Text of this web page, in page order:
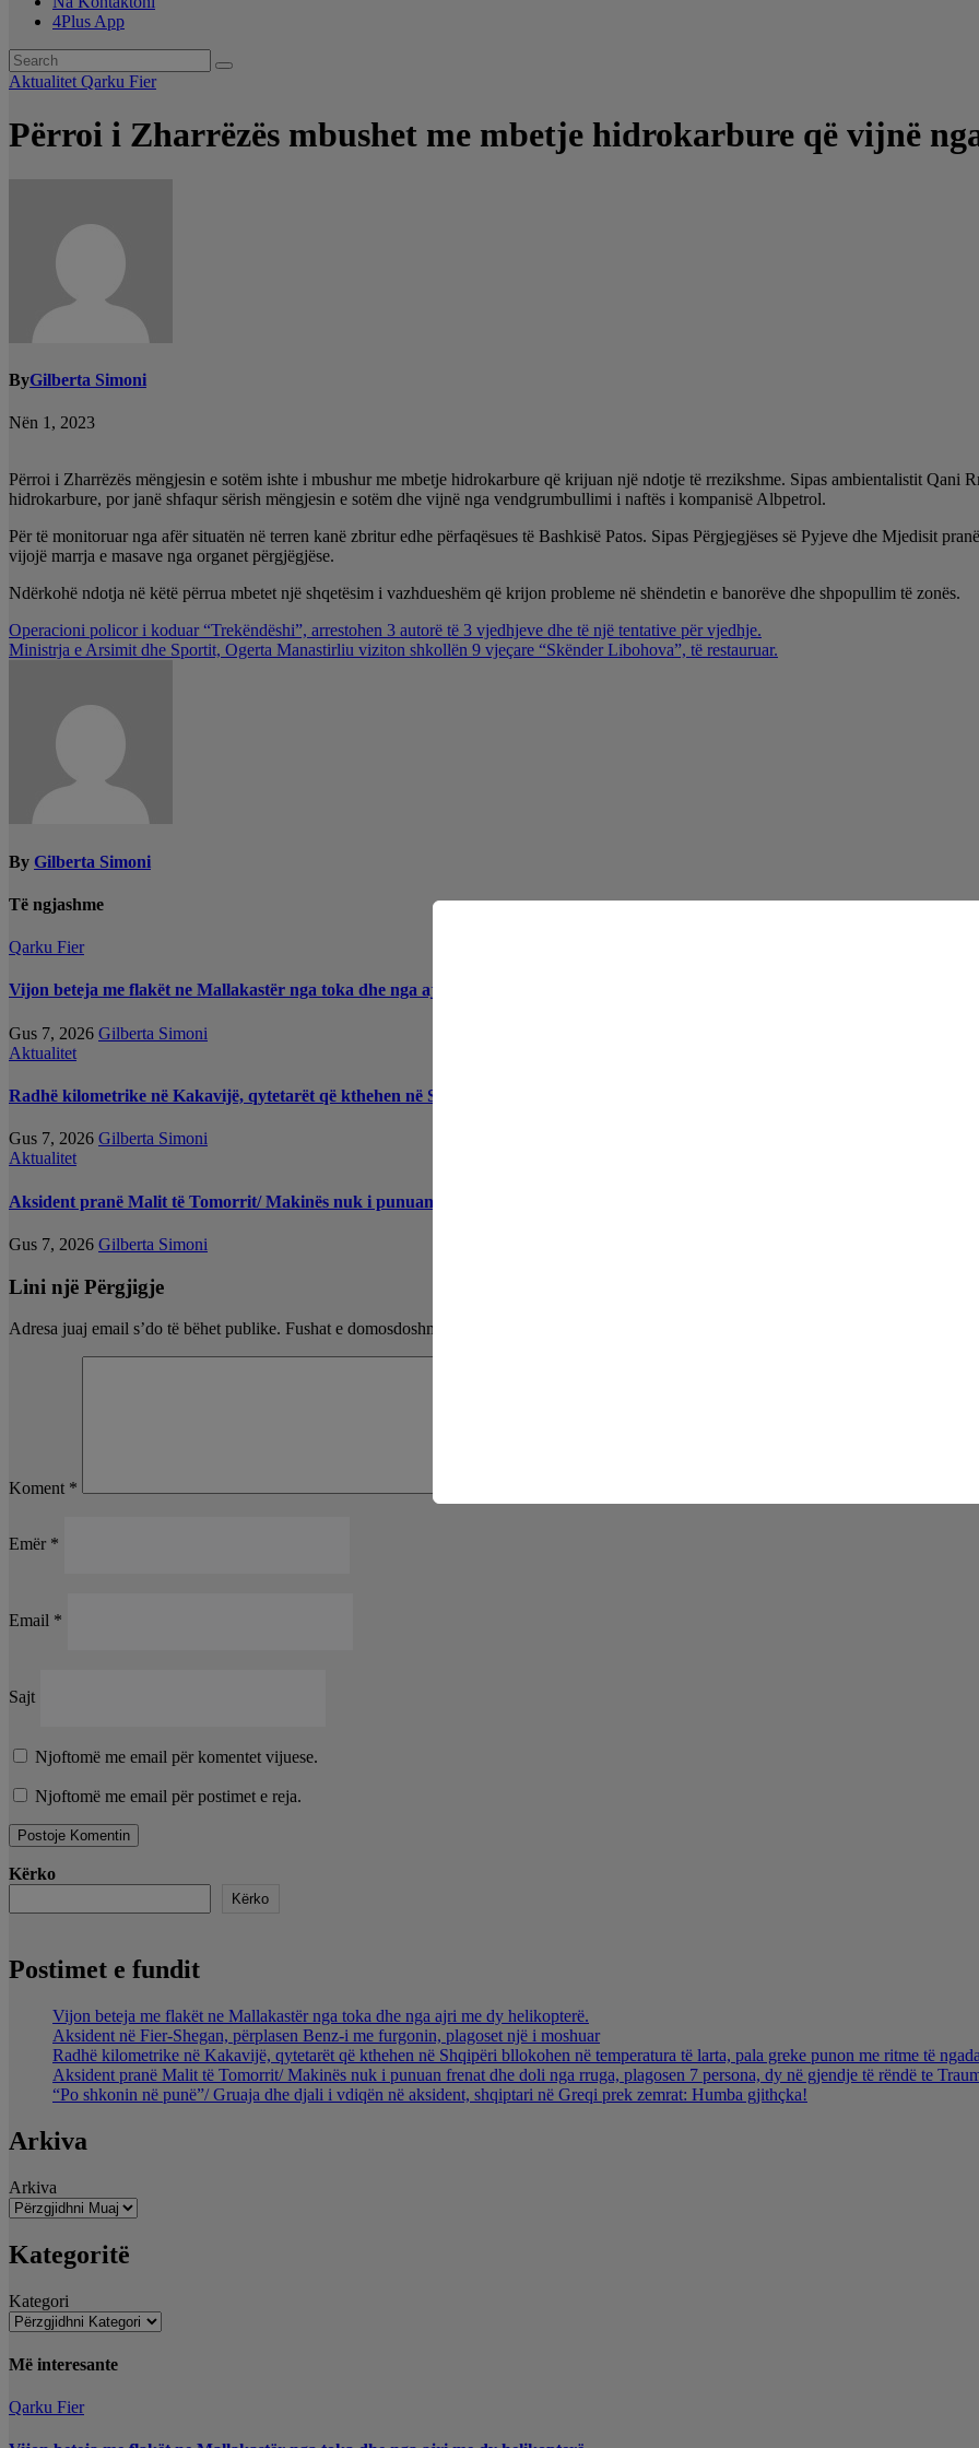
4Plus App
Aktualitet Qarku Fier
Përroi i Zharrëzës mbushet me mbetje hidrokarbure që vijnë
ByGilberta Simoni
Nën 1, 2023
Përroi i Zharrëzës mëngjesin e sotëm ishte i mbushur me mbetje hidrokarbure që krijuan një ndotje të rrezikshme. Sipas ambientalistit Qani
hidrokarbure, por janë shfaqur sërish mëngjesin e sotëm dhe vijnë nga vendgrumbullimi i naftës i kompanisë Albpetrol.
Për të monitoruar nga afër situatën në terren kanë zbritur edhe përfaqësues të Bashkisë Patos. Sipas Përgjegjëses së Pyjeve dhe Mjedisit
vijojë marrja e masave nga organet përgjëgjëse.
Ndërkohë ndotja në këtë përrua mbetet një shqetësim i vazhdueshëm që krijon probleme në shëndetin e banorëve dhe shpopullim të zonës.
Lëvizje
te
Operacioni policor i koduar “Trekëndëshi”, arrestohen 3 autorë të 3 vjedhjeve dhe të një tentative për vjedhje.
Ministrja e Arsimit dhe Sportit, Ogerta Manastirliu viziton shkollën 9 vjeçare “Skënder Libohova”, të restauruar.
By Gilberta Simoni
Të ngjashme
Qarku Fier
Vijon beteja me flakët ne Mallakastër nga toka dhe nga ajri me dy helikopterë.
Gus 7, 2026 Gilberta Simoni
Aktualitet
Radhë kilometrike në Kakavijë, qytetarët që kthehen në Shqipëri bllokohen në temperatura të larta, pala greke punon me ritme të
Gus 7, 2026 Gilberta Simoni
Aktualitet
Aksident pranë Malit të Tomorrit/ Makinës nuk i punuan frenat dhe doli nga rruga, plagosen 7 persona, dy në gjendje të rëndë te
Gus 7, 2026 Gilberta Simoni
Lini një Përgjigje
Adresa juaj email s’do të bëhet publike. Fushat e domosdoshme janë shënuar me një
Koment *
Emër *
Email *
Sajt
Njoftomë me email për komentet vijuese.
Njoftomë me email për postimet e reja.
Kërko
Kërko
Postimet e fundit
Vijon beteja me flakët ne Mallakastër nga toka dhe nga ajri me dy helikopterë.
Aksident në Fier-Shegan, përplasen Benz-i me furgonin, plagoset një i moshuar
Radhë kilometrike në Kakavijë, qytetarët që kthehen në Shqipëri bllokohen në temperatura të larta, pala greke punon me ritme të
Aksident pranë Malit të Tomorrit/ Makinës nuk i punuan frenat dhe doli nga rruga, plagosen 7 persona, dy në gjendje të rëndë te
“Po shkonin në punë”/ Gruaja dhe djali i vdiqën në aksident, shqiptari në Greqi prek zemrat: Humba gjithçka!
Arkiva
Arkiva
Kategoritë
Kategori
Më interesante
Qarku Fier